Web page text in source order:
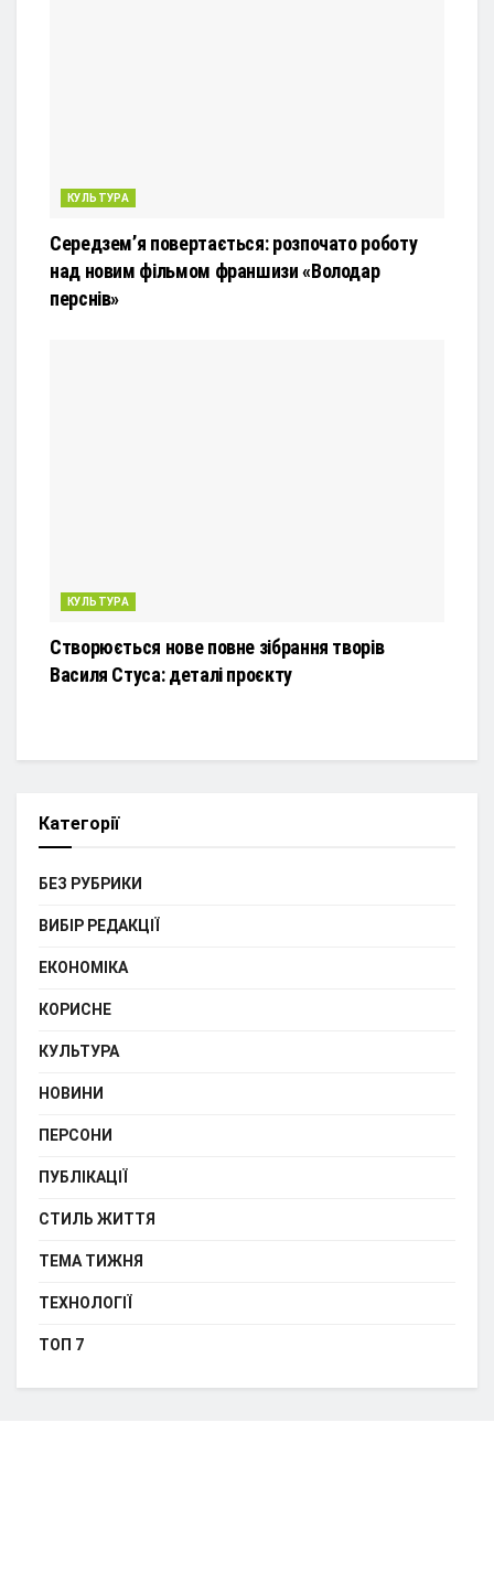
КУЛЬТУРА
Середзем’я повертається: розпочато роботу
над новим фільмом франшизи «Володар
перснів»
КУЛЬТУРА
Створюється нове повне зібрання творів
Василя Стуса: деталі проєкту
Категорії
БЕЗ РУБРИКИ
ВИБІР РЕДАКЦІЇ
ЕКОНОМІКА
КОРИСНЕ
КУЛЬТУРА
НОВИНИ
ПЕРСОНИ
ПУБЛІКАЦІЇ
СТИЛЬ ЖИТТЯ
ТЕМА ТИЖНЯ
ТЕХНОЛОГІЇ
ТОП 7